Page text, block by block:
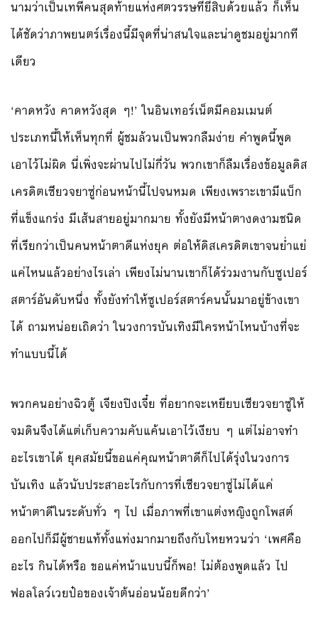
นามว่าเป็นเทพีคนสุดท้ายแห่งศตวรรษที่ยี่สิบด้วยแล้ว ก็เห็น
ได้ชัดว่าภาพยนตร์เรื่องนี้มีจุดที่น่าสนใจและน่าดูชมอยู่มากที
เดียว
‘คาดหวัง คาดหวังสุด ๆ!’ ในอินเทอร์เน็ตมีคอมเมนต์
ประเภทนี้ให้เห็นทุกที่ ผู้ชมล้วนเป็นพวกลืมง่าย คำพูดนี้พูด
เอาไว้ไม่ผิด นี่เพิ่งจะผ่านไปไม่กี่วัน พวกเขาก็ลืมเรื่องข้อมูลดิส
เครดิตเซียวจยาซู่ก่อนหน้านี้ไปจนหมด เพียงเพราะเขามีแบ็ก
ที่แข็งแกร่ง มีเส้นสายอยู่มากมาย ทั้งยังมีหน้าตางดงามชนิด
ที่เรียกว่าเป็นคนหน้าตาดีแห่งยุค ต่อให้ดิสเครดิตเขาจนย่ำแย่
แค่ไหนแล้วอย่างไรเล่า เพียงไม่นานเขาก็ได้ร่วมงานกับซูเปอร์
สตาร์อันดับหนึ่ง ทั้งยังทำให้ซูเปอร์สตาร์คนนั้นมาอยู่ข้างเขา
ได้ ถามหน่อยเถิดว่า ในวงการบันเทิงมีใครหน้าไหนบ้างที่จะ
ทำแบบนี้ได้
พวกคนอย่างฉิวตู้ เจียงปิงเจี๋ย ที่อยากจะเหยียบเซียวจยาซู่ให้
จมดินจึงได้แต่เก็บความคับแค้นเอาไว้เงียบ ๆ แต่ไม่อาจทำ
อะไรเขาได้ ยุคสมัยนี้ขอแค่คุณหน้าตาดีก็ไปได้รุ่งในวงการ
บันเทิง แล้วนับประสาอะไรกับการที่เซียวจยาซู่ไม่ได้แค่
หน้าตาดีในระดับทั่ว ๆ ไป เมื่อภาพที่เขาแต่งหญิงถูกโพสต์
ออกไปก็มีผู้ชายแท้ทั้งแท่งมากมายถึงกับโหยหวนว่า ‘เพศคือ
อะไร กินได้หรือ ขอแค่หน้าแบบนี้ก็พอ! ไม่ต้องพูดแล้ว ไป
ฟอลโลว์เวยป๋อของเจ้าต้นอ่อนน้อยดีกว่า’